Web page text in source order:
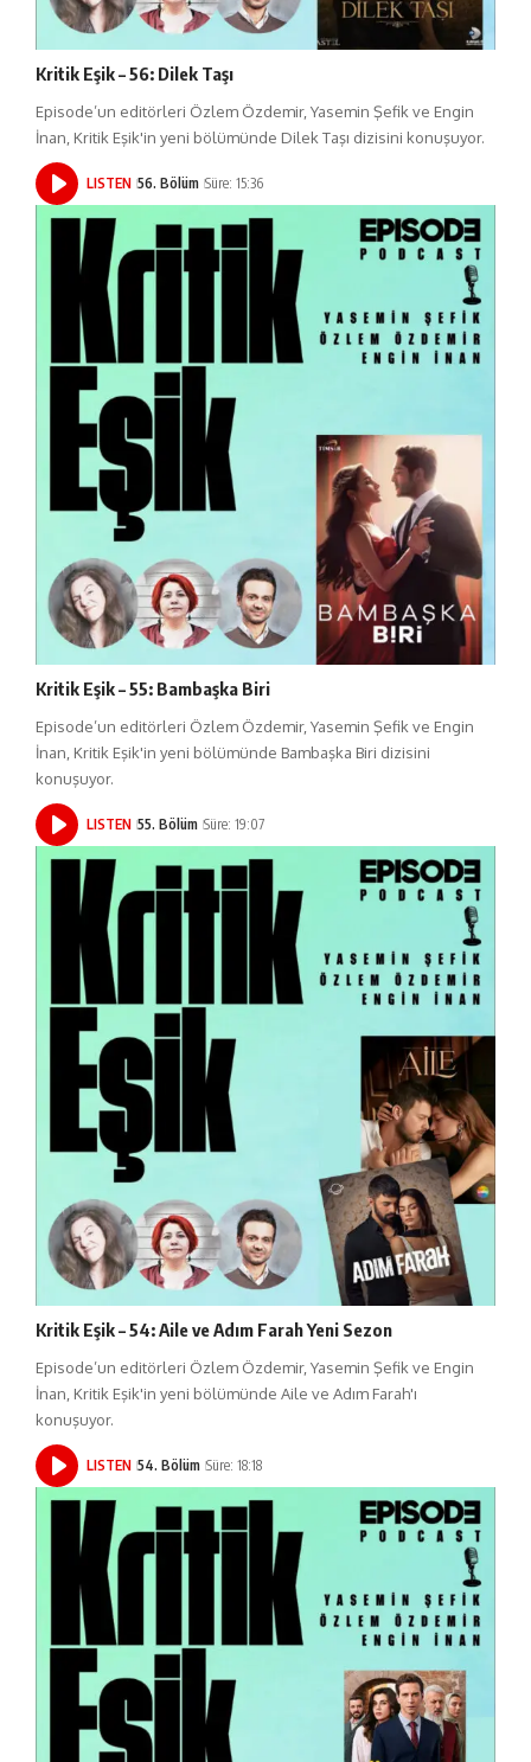
Kritik Eşik – 56: Dilek Taşı
Episode’un editörleri Özlem Özdemir, Yasemin Şefik ve Engin
İnan, Kritik Eşik'in yeni bölümünde Dilek Taşı dizisini konuşuyor.
LISTEN 56. Bölüm Süre: 15:36
Kritik Eşik – 55: Bambaşka Biri
Episode’un editörleri Özlem Özdemir, Yasemin Şefik ve Engin
İnan, Kritik Eşik'in yeni bölümünde Bambaşka Biri dizisini
konuşuyor.
LISTEN 55. Bölüm Süre: 19:07
Kritik Eşik – 54: Aile ve Adım Farah Yeni Sezon
Episode’un editörleri Özlem Özdemir, Yasemin Şefik ve Engin
İnan, Kritik Eşik'in yeni bölümünde Aile ve Adım Farah'ı
konuşuyor.
LISTEN 54. Bölüm Süre: 18:18